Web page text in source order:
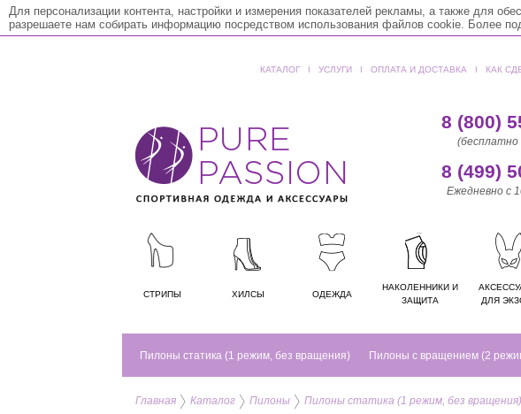
Для персонализации контента, настройки и измерения показателей рекламы, а также для
разрешаете нам собирать информацию посредством использования файлов cookie. Более
КАТАЛОГ ǀ УСЛУГИ ǀ ОПЛАТА И ДОСТАВКА ǀ КАК
8 (800)
(бесплатно
8 (499)
Ежедневно с
СТРИПЫ ХИЛСЫ ОДЕЖДА
НАКОЛЕННИКИ И
ЗАЩИТА
ДЛЯ
Пилоны статика (1 режим, без вращения) Пилоны с вращением (2
Главная Каталог Пилоны Пилоны статика (1 режим, без вращения)